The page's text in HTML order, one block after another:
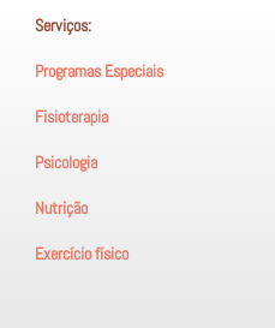
Serviços:
Programas Especiais
Fisioterapia
Psicologia
Nutrição
Exercício físico